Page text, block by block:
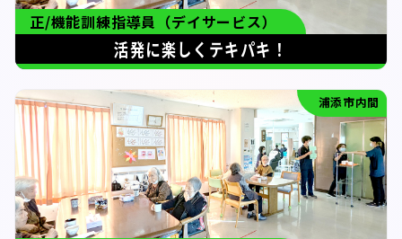
正/機能訓練指導員（デイサービス）
活発に楽しくテキパキ！
浦添市内間